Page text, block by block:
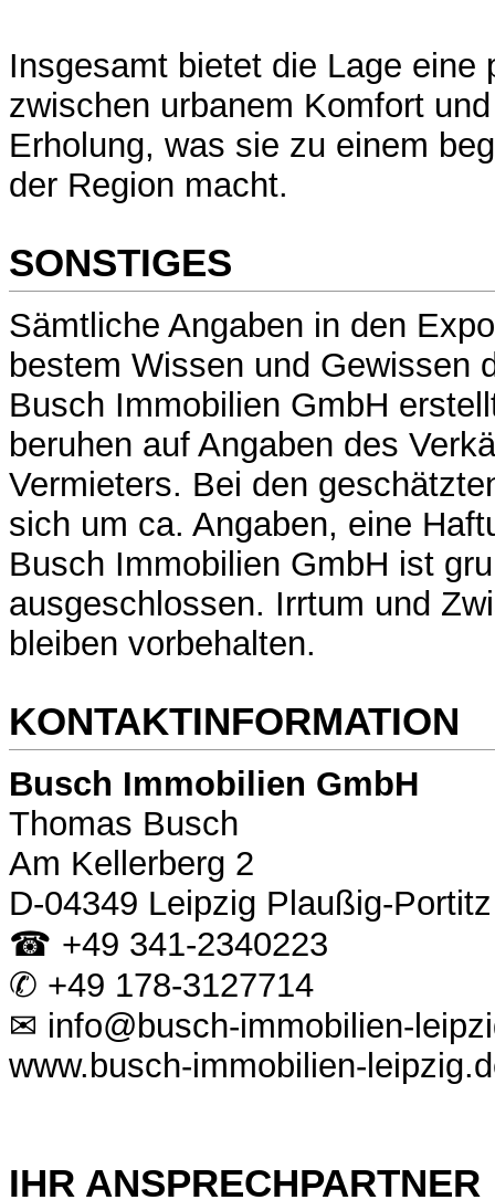
Insgesamt bietet die Lage eine
zwischen urbanem Komfort
Erholung, was sie zu einem
der Region macht.
SONSTIGES
Sämtliche Angaben in den
bestem Wissen und Gewissen
Busch Immobilien GmbH
beruhen auf Angaben des
Vermieters. Bei den
sich um ca. Angaben, eine
Busch Immobilien GmbH ist
ausgeschlossen. Irrtum und
bleiben vorbehalten.
KONTAKTINFORMATION
Busch Immobilien GmbH
Thomas Busch
Am Kellerberg 2
D-04349 Leipzig Plaußig-Portitz
☎ +49 341-2340223
✆ +49 178-3127714
✉ info@busch-immobilien-
www.busch-immobilien-
IHR ANSPRECHPARTNER